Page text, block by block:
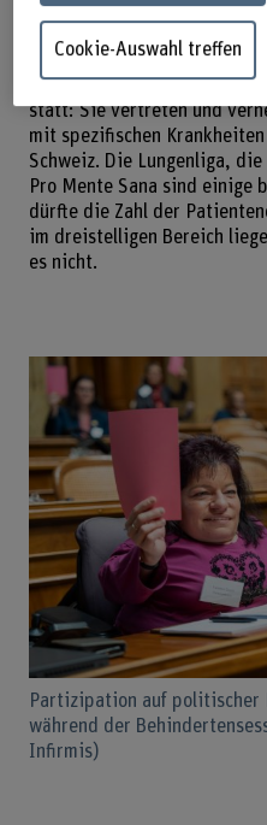
medizinische Versorgung
Was damals der Initiative
war, findet heute innerhalb
statt: Sie vertreten und
mit spezifischen
Schweiz. Die Lungenliga,
Pro Mente Sana sind einige
dürfte die Zahl der
im dreistelligen Bereich
es nicht.
Partizipation auf politischer
während der
Infirmis)
Cookie-Auswahl treffen